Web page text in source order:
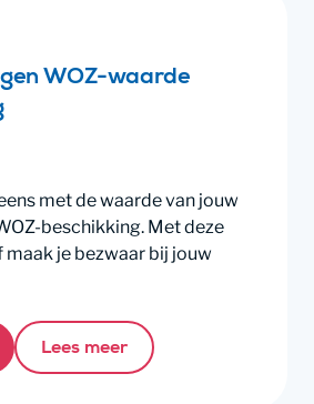
WOZ-waarde
met de waarde van jouw
beschikking. Met deze
je bezwaar bij jouw
Lees meer